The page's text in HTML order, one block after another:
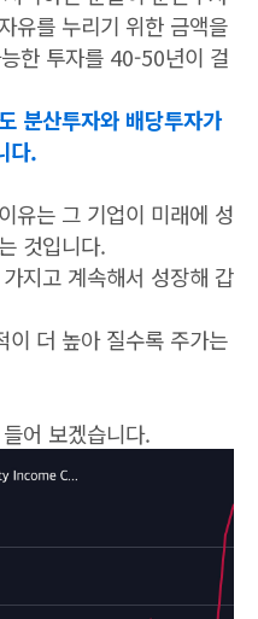
유를 누리기 위한 금액을
한 투자를 40-50년이 걸
분산투자와 배당투자가
다.
유는 그 기업이 미래에 성
것입니다.
지고 계속해서 성장해 갑
이 더 높아 질수록 주가는
어 보겠습니다.